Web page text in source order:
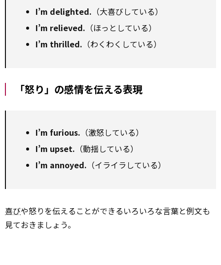
I’m delighted. （大喜びしている）
I’m relieved. （ほっとしている）
I’m thrilled. （わくわくしている）
「怒り」の感情を伝える表現
I’m furious. （激怒している）
I’m upset. （動揺している）
I’m annoyed. （イライラしている）
喜びや怒りを伝えることができるいろいろな言葉と例文も
見ておきましょう。